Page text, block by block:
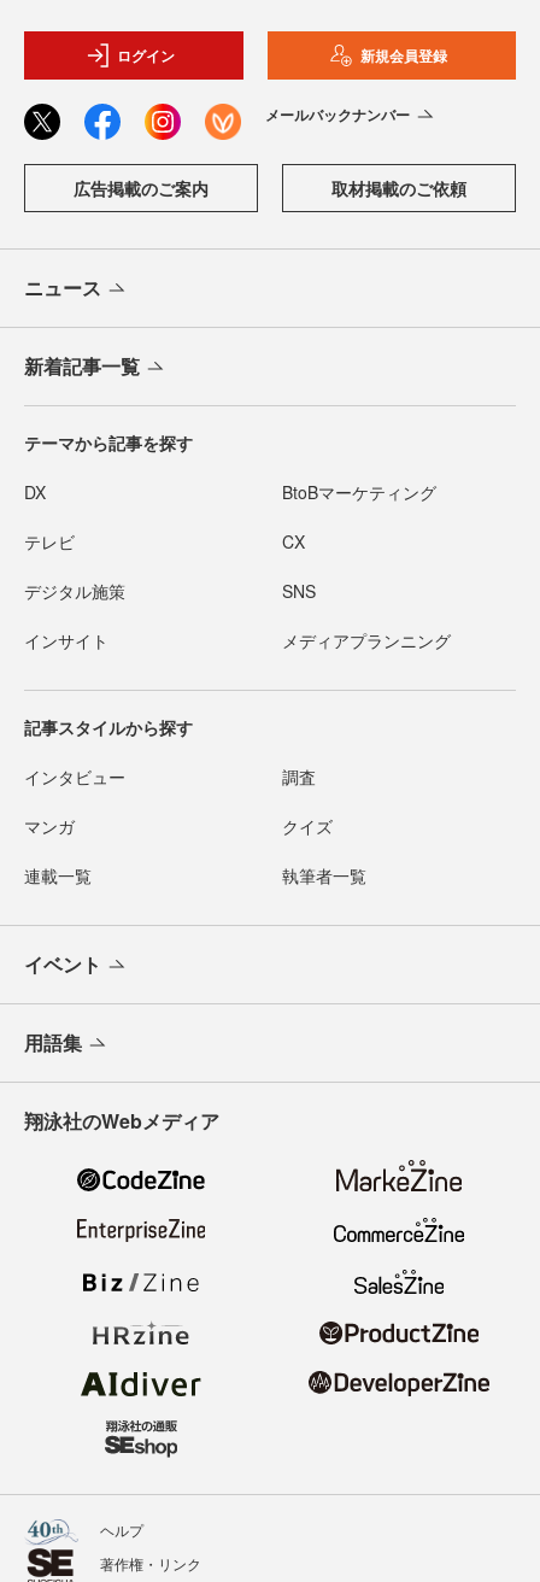
ログイン 新規会員登録
メールバックナンバー
広告掲載のご案内 取材掲載のご依頼
ニュース
新着記事一覧
テーマから記事を探す
DX BtoBマーケティング
テレビ CX
デジタル施策 SNS
インサイト メディアプランニング
記事スタイルから探す
インタビュー 調査
マンガ クイズ
連載一覧 執筆者一覧
イベント
用語集
翔泳社のWebメディア
ヘルプ
著作権・リンク